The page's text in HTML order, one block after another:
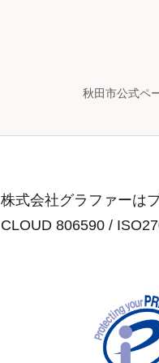
秋田市公式ペ
株式会社グラファーは
CLOUD 806590 /